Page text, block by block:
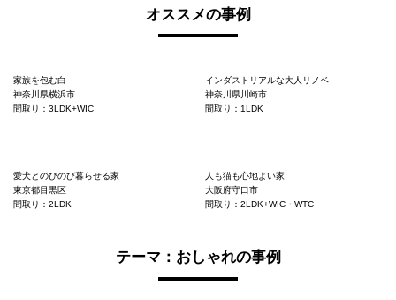
オススメの事例
家族を包む白
神奈川県横浜市
間取り：3LDK+WIC
インダストリアルな大人リノベ
神奈川県川崎市
間取り：1LDK
愛犬とのびのび暮らせる家
東京都目黒区
間取り：2LDK
人も猫も心地よい家
大阪府守口市
間取り：2LDK+WIC・WTC
テーマ：おしゃれの事例